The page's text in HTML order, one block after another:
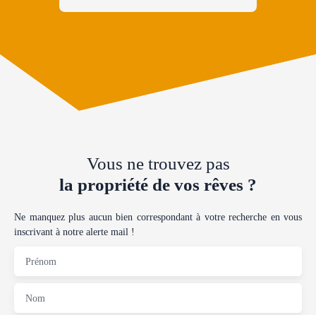
Vous ne trouvez pas
la propriété de vos rêves ?
Ne manquez plus aucun bien correspondant à votre recherche en vous
inscrivant à notre alerte mail !
Prénom
Nom